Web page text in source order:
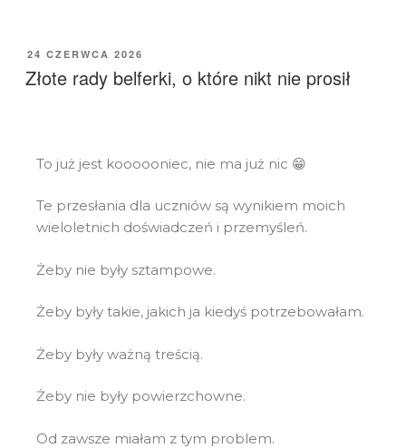
24 CZERWCA 2026
Złote rady belferki, o które nikt nie prosił
To już jest koooooniec, nie ma już nic 😁
Te przesłania dla uczniów są wynikiem moich
wieloletnich doświadczeń i przemyśleń.
Żeby nie były sztampowe.
Żeby były takie, jakich ja kiedyś potrzebowałam.
Żeby były ważną treścią.
Żeby nie były powierzchowne.
Od zawsze miałam z tym problem.